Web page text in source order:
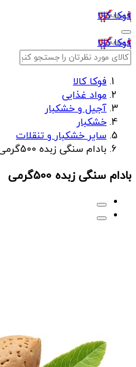
فوکا کالا
فوکا کالا
فوکا کالا
مواد غذایی
آجیل و خشکبار
خشکبار
سایر خشکبار و تنقلات
بادام سنگی زبده 500گرمی
بادام سنگی زبده 500گرمی